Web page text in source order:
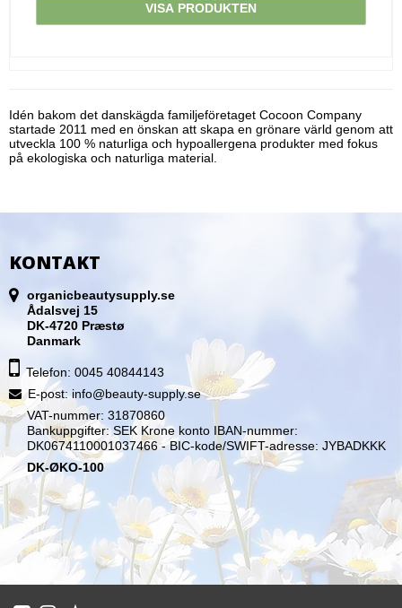
VISA PRODUKTEN
Idén bakom det danskägda familjeföretaget Cocoon Company
startade 2011 med en önskan att skapa en grönare värld genom att
utveckla 100 % naturliga och hypoallergena produkter med fokus
på ekologiska och naturliga material.
KONTAKT
organicbeautysupply.se
Ådalsvej 15
DK-4720 Præstø
Danmark
Telefon: 0045 40844143
E-post: info@beauty-supply.se
VAT-nummer: 31870860
Bankuppgifter: SEK Krone konto IBAN-nummer:
DK0674110001037466 - BIC-kode/SWIFT-adresse: JYBADKKK
DK-ØKO-100